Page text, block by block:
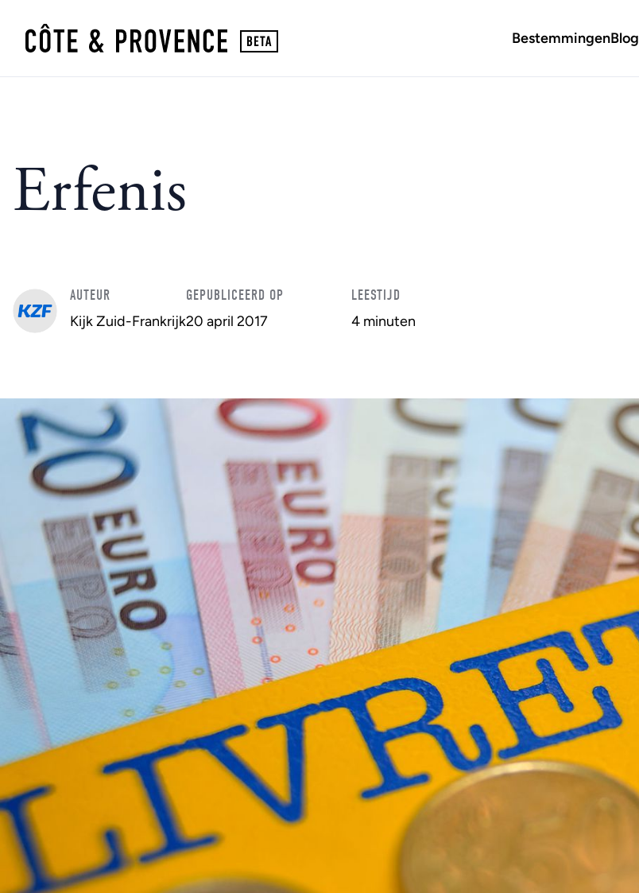
BestemmingenBlog
Erfenis
AUTEUR
Kijk Zuid-Frankrijk
GEPUBLICEERD OP
20 april 2017
LEESTIJD
4 minuten